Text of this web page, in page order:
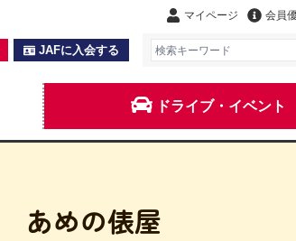
マイページ 会員
JAFに入会する
ドライブ・イベント
あめの俵屋